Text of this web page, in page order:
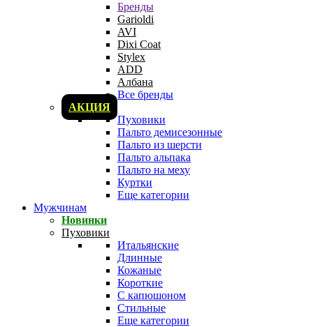
Бренды
Garioldi
AVI
Dixi Coat
Stylex
ADD
Албана
Все бренды
АКЦИЯ
Пуховики
Пальто демисезонные
Пальто из шерсти
Пальто альпака
Пальто на меху
Куртки
Еще категории
Мужчинам
Новинки
Пуховики
Итальянские
Длинные
Кожаные
Короткие
С капюшоном
Стильные
Еще категории